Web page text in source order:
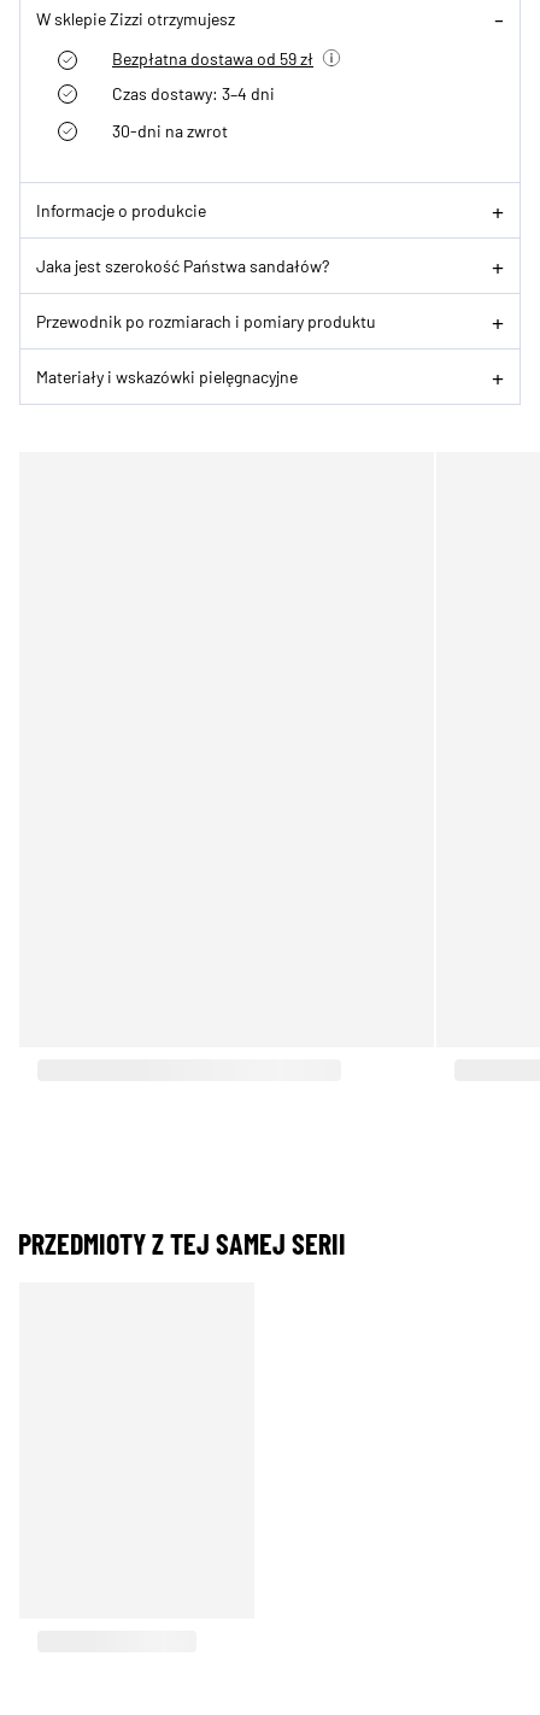
W sklepie Zizzi otrzymujesz
Bezpłatna dostawa od 59 zł
Czas dostawy: 3–4 dni
30-dni na zwrot
Informacje o produkcie
Jaka jest szerokość Państwa sandałów?
Przewodnik po rozmiarach i pomiary produktu
Materiały i wskazówki pielęgnacyjne
PRZEDMIOTY Z TEJ SAMEJ SERII